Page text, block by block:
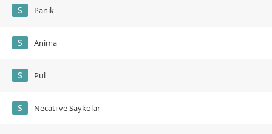
S Panik
S Anima
S Pul
S Necati ve Saykolar